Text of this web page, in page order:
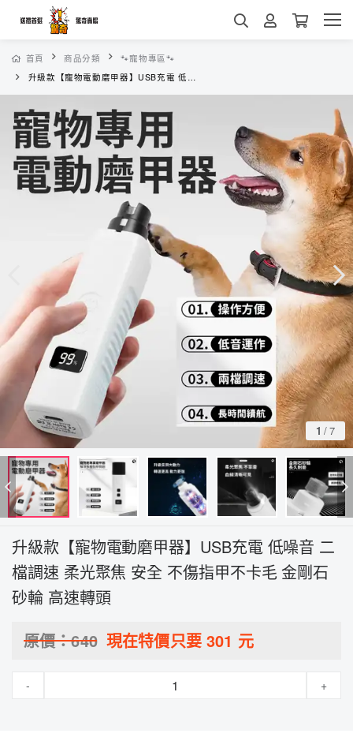
首頁 商品分類
🐾寵物專區🐾
升級款【寵物電動磨甲器】USB充電 低噪音 二檔調速 柔光聚焦 安全 不傷指甲不卡毛 金剛石砂輪 高速轉頭
1 /7
升級款【寵物電動磨甲器】USB充電 低噪音 二
檔調速 柔光聚焦 安全 不傷指甲不卡毛 金剛石
砂輪 高速轉頭
原價：640 現在特價只要 301 元
- +